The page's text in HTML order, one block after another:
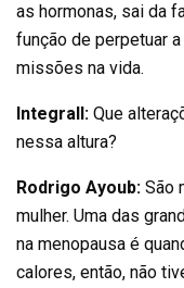
as hormonas, sai da
função de perpetuar
missões na vida.
Integrall: Que
nessa altura?
Rodrigo Ayoub: São
mulher. Uma das
na menopausa é
calores, então, não